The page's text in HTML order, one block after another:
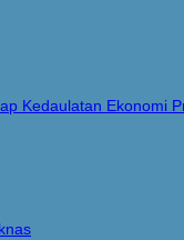
Kedaulatan Ekonomi